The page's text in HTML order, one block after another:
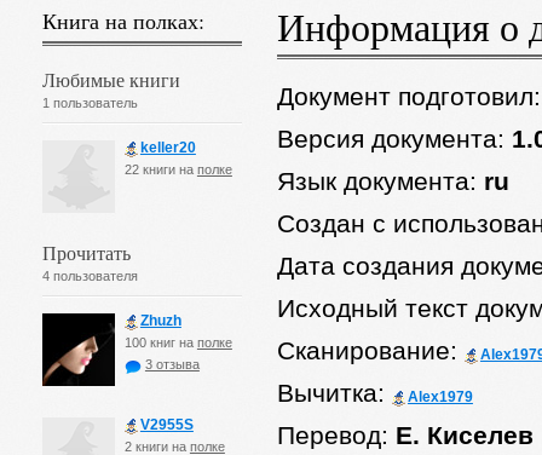
Книга на полках:
Любимые книги
1 пользователь
keller20
22 книги на полке
Прочитать
4 пользователя
Zhuzh
100 книг на полке
3 отзыва
V2955S
2 книги на полке
Информация о
Документ
Версия документа:
Язык документа: ru
Создан с
Дата создания
Исходный текст
Сканирование:
Вычитка: Alex1979
Перевод: Е. Киселев